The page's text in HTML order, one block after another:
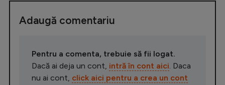
Adaugă comentariu
Pentru a comenta, trebuie să fii logat.
Dacă ai deja un cont, intră în cont aici . Daca
nu ai cont, click aici pentru a crea un cont